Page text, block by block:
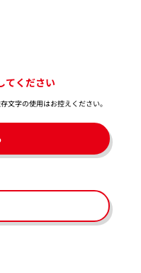
てください
文字の使用はお控えください。​